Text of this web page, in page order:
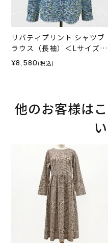
リバティプリント シャツブ
ラウス（長袖）＜Lサイズ＞
02E
¥8,580 (税込)
他のお客様は